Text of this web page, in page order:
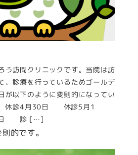
的です。
う訪問クリニックです。当院は訪
、診療を行っているためゴールデ
が以下のように変則的になってい
診4月30日 休診5月1
日 診 […]